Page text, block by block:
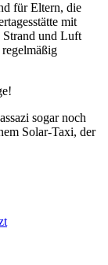
für Eltern, die
mit
Strand und Luft
sogar noch
Solar-Taxi, der